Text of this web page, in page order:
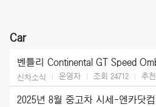
Car
신차소식 운영자 조회 24712 추천
2025년 8월 중고차 시세-엔카닷컴